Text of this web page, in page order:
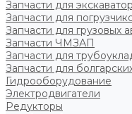
Запчасти для
Запчасти для
Запчасти для грузовых
Запчасти ЧМЗАП
Запчасти для
Запчасти для
Гидрооборудование
Электродвигатели
Редукторы